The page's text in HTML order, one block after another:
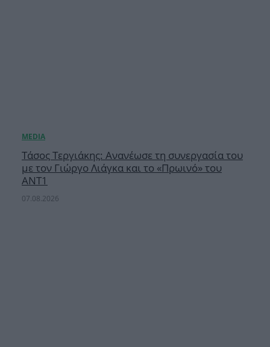
Τάσος Τεργιάκης: Ανανέωσε τη συνεργασία του
με τον Γιώργο Λιάγκα και το «Πρωινό» του
ΑΝΤ1
07.08.2026